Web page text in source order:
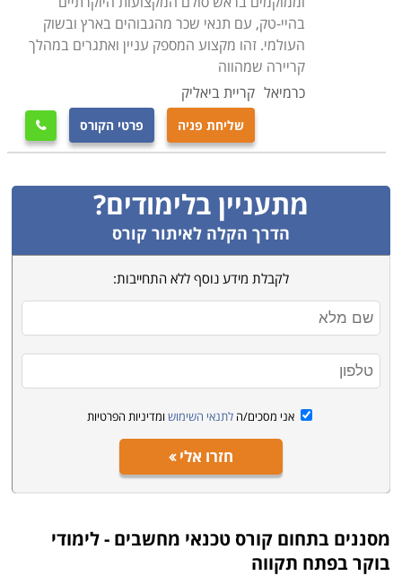
בהיי-טק, עם תנאי שכר מהגבוהים בארץ ובשוק
העולמי. זהו מקצוע המספק עניין ואתגרים במהלך
קריירה שמהווה
כרמיאל קריית ביאליק
שליחת פניה פרטי הקורס 
מתעניין בלימודים?
הדרך הקלה לאיתור קורס
לקבלת מידע נוסף ללא התחייבות:
אני מסכים/ה לתנאי השימוש ומדיניות הפרטיות
חזרו אלי
מסננים בתחום קורס טכנאי מחשבים - לימודי
בוקר בפתח תקווה